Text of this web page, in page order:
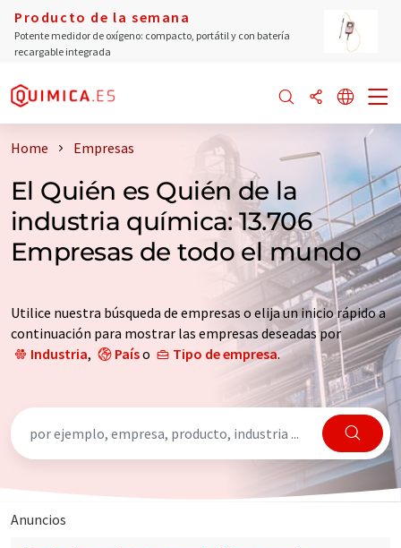
Producto de la semana
Potente medidor de oxígeno: compacto, portátil y con batería
recargable integrada
Home Empresas
El Quién es Quién de la
industria química: 13.706
Empresas de todo el mundo
Utilice nuestra búsqueda de empresas o elija un inicio rápido a
continuación para mostrar las empresas deseadas por
Industria, Paíso Tipo de empresa.
Anuncios